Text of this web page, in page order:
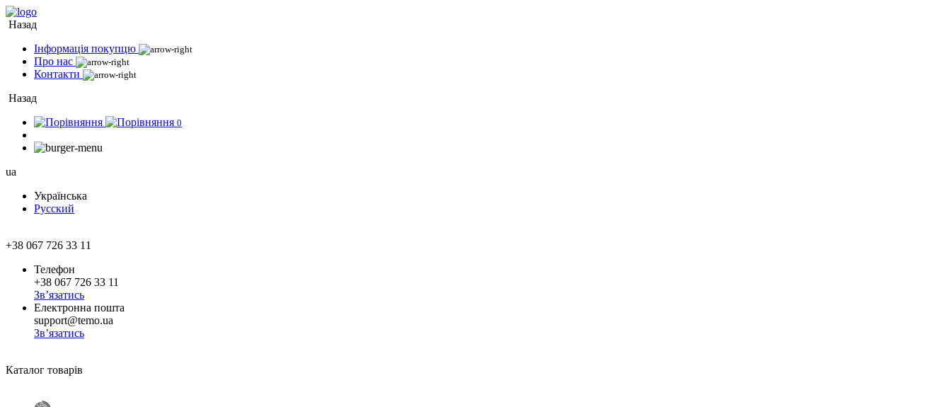
Назад
Інформація покупцю
Про нас
Контакти
Назад
0
ua
Українська
Русский
+38 067 726 33 11
Телефон
+38 067 726 33 11
Зв’язатись
Електронна пошта
support@temo.ua
Зв’язатись
Каталог товарів